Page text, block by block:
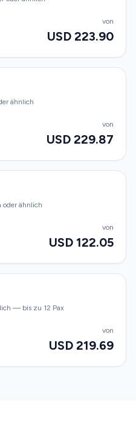
von
USD 223.90
ähnlich
von
USD 229.87
oder ähnlich
von
USD 122.05
— bis zu 12 Pax
von
USD 219.69